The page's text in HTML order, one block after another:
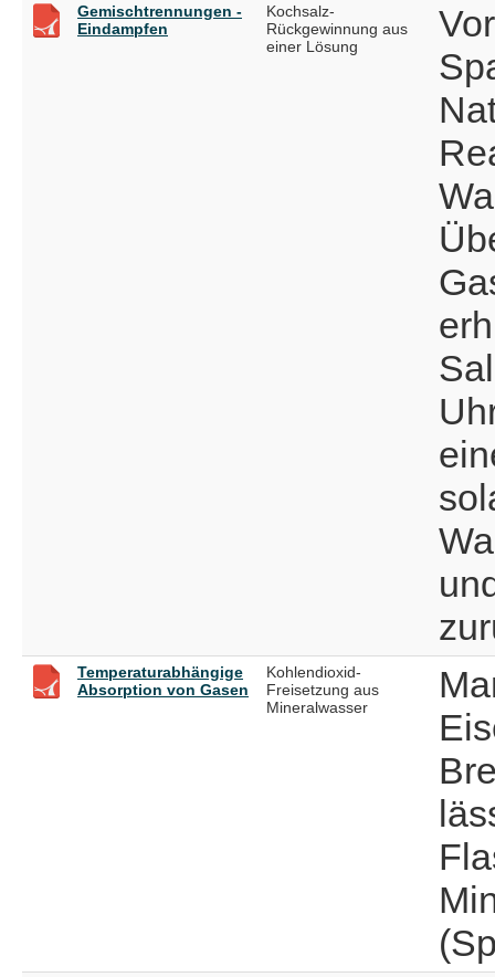
Gemischtrennungen -
Eindampfen
Kochsalz-
Rückgewinnung aus
einer Lösung
Temperaturabhängige
Absorption von Gasen
Kohlendioxid-
Freisetzung aus
Mineralwasser